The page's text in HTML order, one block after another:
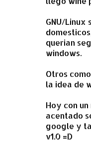
GNU/Linux
querian
windows.
Otros
la idea de
Hoy con
acentado
google y
v1.0 =D